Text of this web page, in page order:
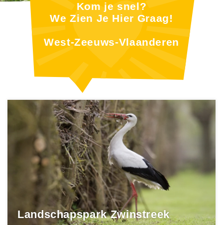
Kom je snel?
We Zien Je Hier Graag!
West-Zeeuws-Vlaanderen
Landschapspark Zwinstreek